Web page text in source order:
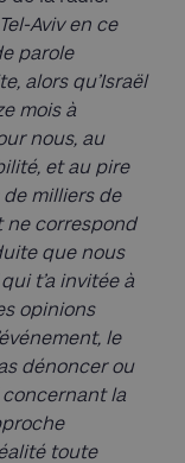
Aviv en ce
parole
alors qu’Israël
mois à
nous, au
et au pire
de milliers de
ne correspond
que nous
t’a invitée à
opinions
le
dénoncer ou
la
toute